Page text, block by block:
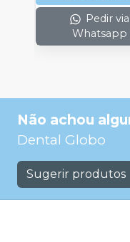
Pedir via
Whatsapp
Não achou
Dental Globo
Sugerir produtos